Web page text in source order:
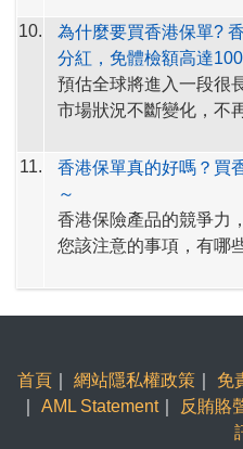
及於最近五年內曾發出
相關保單實際派發的累
益說明文件所述的總數
到銷售時預期的非保證
發的金額高於銷售時利
現在，您了解 香港保單
資訊，歡迎瀏覽睿豐
券市場，資產管埋市場
第一？
10.
為什麼要買香港保單?
分紅，免體檢額高達
預估全球將進入一段很
市場狀況不斷變化，不
健康險，未來可能逐步
100萬美元，核保簡易
新聞分享：https://
11.
香港保單真的好嗎？買
～
香港保險產品的競爭力
您該注意的事項，有哪
1. 確認需求：香港保單
應該先了解自身的理財
香港保單分紅收益好
保單前，一定要仔細
財務穩定性。
仔細閱
首頁 網站隱私權政策 免
AML Statement｜ 反賄賂